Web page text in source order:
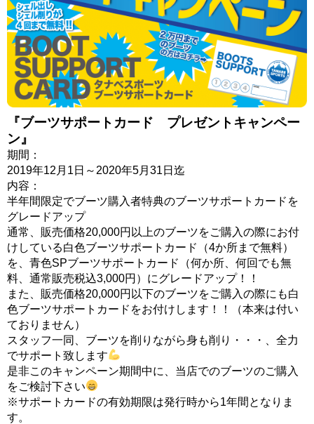
『ブーツサポートカード プレゼントキャンペー
ン』
期間：
2019年12月1日～2020年5月31日迄
内容：
半年間限定でブーツ購入者特典のブーツサポートカードを
グレードアップ
通常、販売価格20,000円以上のブーツをご購入の際にお付
けしている白色ブーツサポートカード（4か所まで無料）
を、青色SPブーツサポートカード（何か所、何回でも無
料、通常販売税込3,000円）にグレードアップ！！
また、販売価格20,000円以下のブーツをご購入の際にも白
色ブーツサポートカードをお付けします！！（本来は付い
ておりません）
スタッフ一同、ブーツを削りながら身も削り・・・、全力
でサポート致します
是非このキャンペーン期間中に、当店でのブーツのご購入
をご検討下さい
※サポートカードの有効期限は発行時から1年間となりま
す。